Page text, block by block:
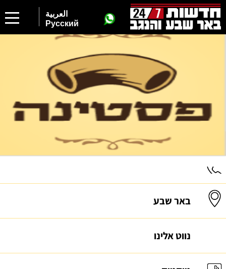
العربية
Русский
באר שבע
נווט אלינו